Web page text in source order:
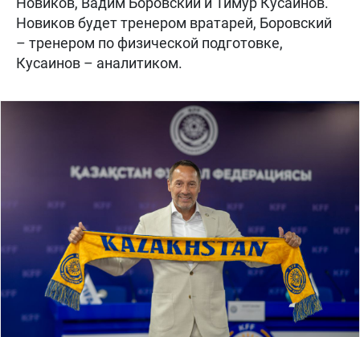
Новиков будет тренером вратарей, Боровский
– тренером по физической подготовке,
Кусаинов – аналитиком.